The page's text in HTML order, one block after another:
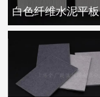
白色纤维水泥平板